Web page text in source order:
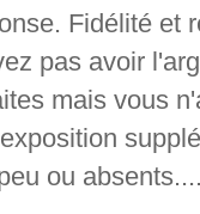
Fidélité et
pas avoir
mais vous
ou